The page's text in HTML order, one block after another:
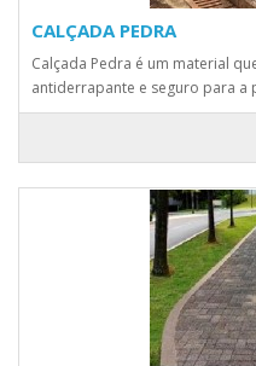
CALÇADA PEDRA
Calçada Pedra é um material
antiderrapante e seguro para a